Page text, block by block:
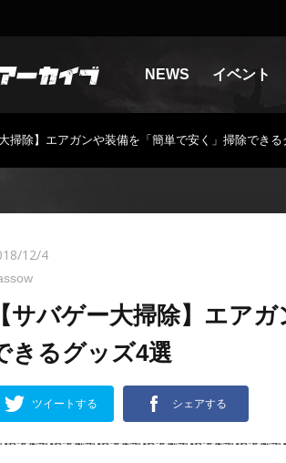
NEWS イベント
大掃除】エアガンや装備を「簡単で安く」掃除できる
12/4
【サバゲー大掃除】エア
きるグッズ4選
ツイートする シェアする